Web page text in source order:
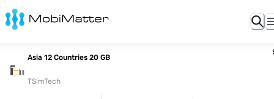
Asia 12 Countries 20 GB
TSimTech